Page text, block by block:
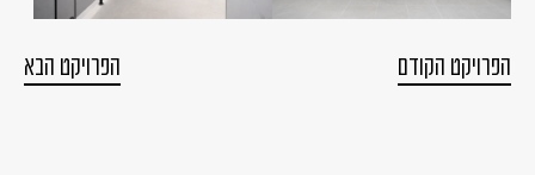
הפרויקט הקודם הפרויקט הבא